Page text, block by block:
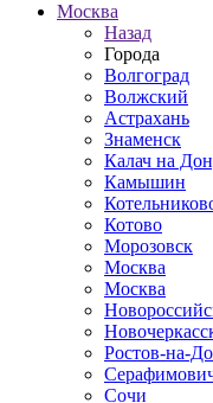
Москва
Назад
Города
Волгоград
Волжский
Астрахань
Знаменск
Калач на
Камышин
Котово
Морозовск
Москва
Москва
Ростов-на-
Сочи